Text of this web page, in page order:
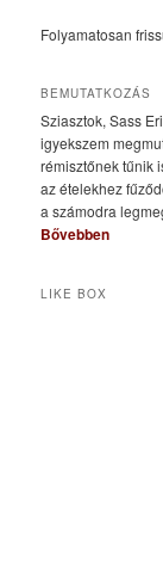
Folyamatosan
BEMUTATKOZÁS
Sziasztok, Sass
igyekszem
rémisztőnek tűnik
az ételekhez
a számodra
Bővebben
LIKE BOX